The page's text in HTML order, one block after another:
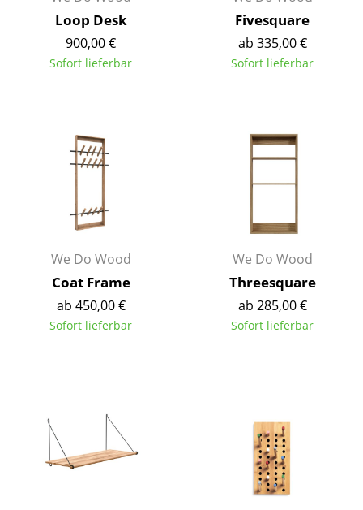
Bürosessel
Einzelteile
Esstische
Couchtische
Schreibtische
Sekretäre & PC-Tische
Konferenztische
Gartentische
Servierwagen
Loop Desk
900,00 €
Sofort lieferbar
Fivesquare
ab 335,00 €
Sofort lieferbar
We Do Wood
Coat Frame
ab 450,00 €
Sofort lieferbar
We Do Wood
Threesquare
ab 285,00 €
Sofort lieferbar